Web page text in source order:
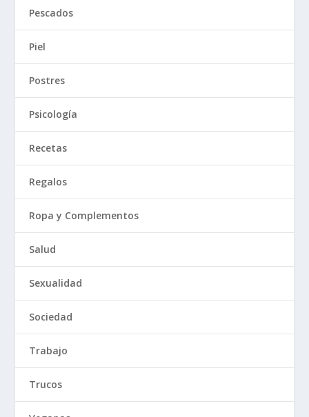
Pescados
Piel
Postres
Psicología
Recetas
Regalos
Ropa y Complementos
Salud
Sexualidad
Sociedad
Trabajo
Trucos